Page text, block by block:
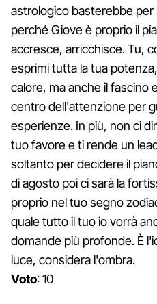
astrologico basterebbe
perché Giove è proprio il
accresce, arricchisce. Tu,
esprimi tutta la tua
calore, ma anche il fascino
centro dell'attenzione per
esperienze. In più, non ci
tuo favore e ti rende un
soltanto per decidere il
di agosto poi ci sarà la
proprio nel tuo segno
quale tutto il tuo io vorrà
domande più profonde. È
luce, considera l'ombra.
Voto: 10